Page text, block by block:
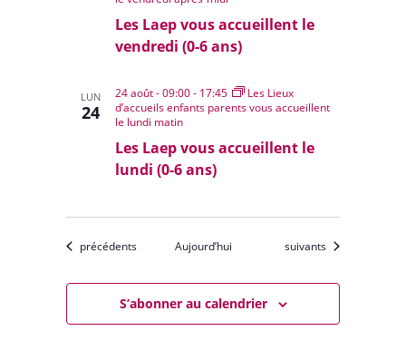
Les Laep vous accueillent le
vendredi (0-6 ans)
LUN
24
Les Laep vous accueillent le
lundi (0-6 ans)
24 août - 09:00- 17:45
Les Lieux
d’accueils enfants parents vous accueillent
le lundi matin
Évènements
précédents Aujourd’hui Évènements
suivants
S’abonner au calendrier